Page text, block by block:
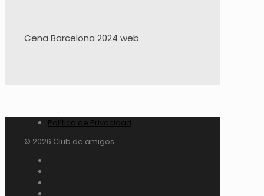
Cena Barcelona 2024 web
Política de Privacidad
© 2026 Club de amigos.